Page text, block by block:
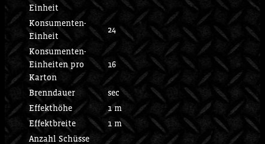
Einheit
Konsumenten-
Einheit
24
Konsumenten-
Einheiten pro
Karton
16
Brenndauer
sec
Effekthöhe
1 m
Effektbreite
1 m
Anzahl Schüsse